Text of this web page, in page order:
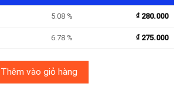
5.08 % ₫ 280.000
6.78 % ₫ 275.000
GK102 Chống nước - có giá sỉ cho đại lý số
Thêm vào giỏ hàng